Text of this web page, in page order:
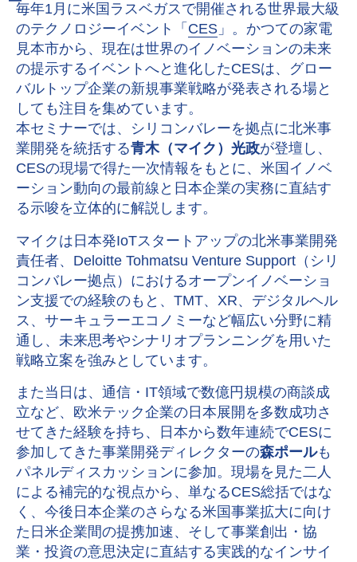
毎年1月に米国ラスベガスで開催される世界最大級
のテクノロジーイベント「 CES 」。かつての家電
見本市から、現在は世界のイノベーションの未来
の提示するイベントへと進化したCESは、グロー
バルトップ企業の新規事業戦略が発表される場と
しても注目を集めています。
本セミナーでは、シリコンバレーを拠点に北米事
業開発を統括する青木（マイク）光政が登壇し、
CESの現場で得た一次情報をもとに、米国イノベ
ーション動向の最前線と日本企業の実務に直結す
る示唆を立体的に解説します。
マイクは日本発IoTスタートアップの北米事業開発
責任者、Deloitte Tohmatsu Venture Support（シリ
コンバレー拠点）におけるオープンイノベーショ
ン支援での経験のもと、TMT、XR、デジタルヘル
ス、サーキュラーエコノミーなど幅広い分野に精
通し、未来思考やシナリオプランニングを用いた
戦略立案を強みとしています。
また当日は、通信・IT領域で数億円規模の商談成
立など、欧米テック企業の日本展開を多数成功さ
せてきた経験を持ち、日本から数年連続でCESに
参加してきた事業開発ディレクターの森ポールも
パネルディスカッションに参加。現場を見た二人
による補完的な視点から、単なるCES総括ではな
く、今後日本企業のさらなる米国事業拡大に向け
た日米企業間の提携加速、そして事業創出・協
業・投資の意思決定に直結する実践的なインサイ